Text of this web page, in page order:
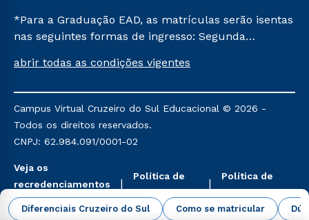
Diferenciais Cruzeiro do Sul Como se matricular
*Para a Graduação EAD, as matrículas serão isentas
nas seguintes formas de ingresso: Segunda
Já para as demais, a taxa de matrícula será de R$
mencionadas são referentes aos cursos: Ensino
Religioso, Geografia para a Docência e Metodologia
do Ensino de História: Questões Atuais.
abrir todas as condições vigentes
Campus Virtual Cruzeiro do Sul Educacional © 2026 -
Todos os direitos reservados.
CNPJ: 62.984.091/0001-02
Veja os
recredenciamentos
aqui
Política de
Privacidade
Política de
Cookies